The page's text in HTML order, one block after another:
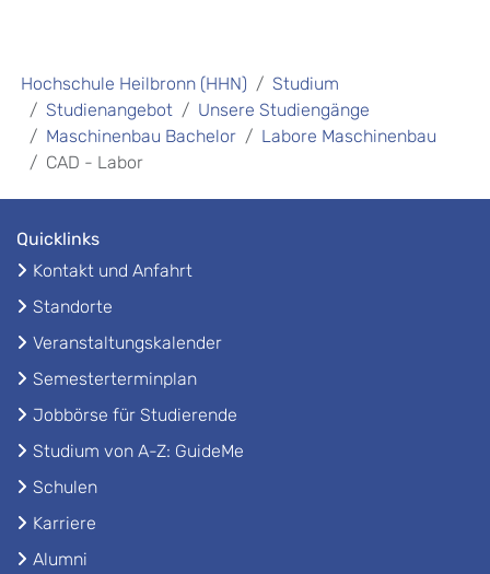
Hochschule Heilbronn (HHN)
Studium
Studienangebot
Unsere Studiengänge
Maschinenbau Bachelor
Labore Maschinenbau
CAD - Labor
Quicklinks
Kontakt und Anfahrt
Standorte
Veranstaltungskalender
Semesterterminplan
Jobbörse für Studierende
Studium von A-Z: GuideMe
Schulen
Karriere
Alumni